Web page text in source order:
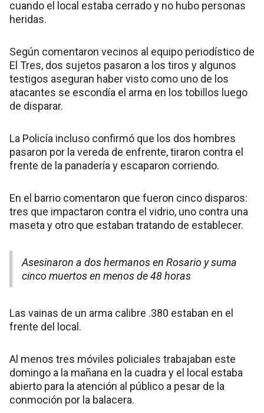
cuando el local estaba cerrado y no hubo personas
heridas.
Según comentaron vecinos al equipo periodístico de
El Tres, dos sujetos pasaron a los tiros y algunos
testigos aseguran haber visto como uno de los
atacantes se escondía el arma en los tobillos luego
de disparar.
La Policía incluso confirmó que los dos hombres
pasaron por la vereda de enfrente, tiraron contra el
frente de la panadería y escaparon corriendo.
En el barrio comentaron que fueron cinco disparos:
tres que impactaron contra el vidrio, uno contra una
maseta y otro que estaban tratando de establecer.
Asesinaron a dos hermanos en Rosario y suma
cinco muertos en menos de 48 horas
Las vainas de un arma calibre .380 estaban en el
frente del local.
Al menos tres móviles policiales trabajaban este
domingo a la mañana en la cuadra y el local estaba
abierto para la atención al público a pesar de la
conmoción por la balacera.